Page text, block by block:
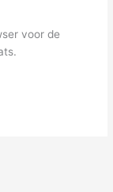
voor de